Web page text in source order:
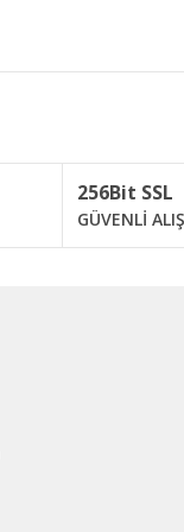
256Bit SSL
GÜVENLİ